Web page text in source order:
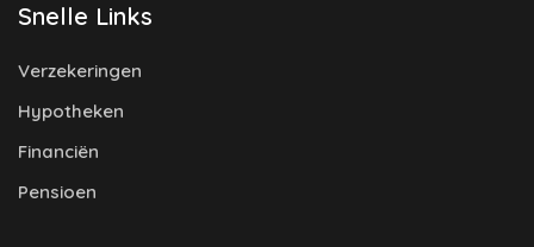
Snelle Links
Verzekeringen
Hypotheken
Financiën
Pensioen